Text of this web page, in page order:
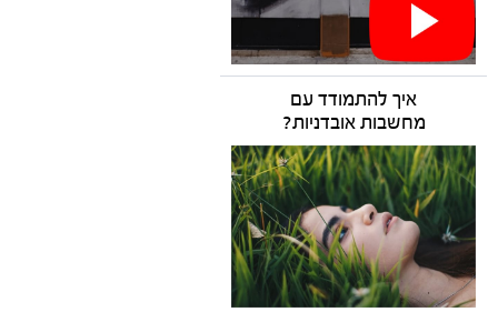
איך להתמודד עם
מחשבות אובדניות?